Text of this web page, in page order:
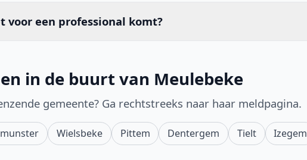
voor een professional komt?
in de buurt van Meulebeke
gemeente? Ga rechtstreeks naar haar meldpagina.
Wielsbeke Pittem Dentergem Tielt Izegem